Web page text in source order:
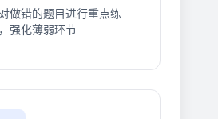
做错的题目进行重点练
强化薄弱环节